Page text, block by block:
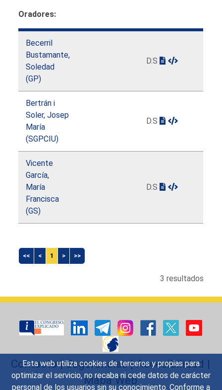
Esta web utiliza cookies de terceros y propias para
optimizar el servicio, no recaba ni cede datos de carácter
personal de los usuarios sin su conocimiento. Conforme a
Oradores:
Becerril
Bustamante,
Soledad
(GP)
D.S
Bertrán i
Soler, Josep
María
(SGPCIU)
D.S
Vicente
García,
María
Francisca
(GS)
D.S
<< < 1 > >>
3 resultados
Contacto|Sugerencias|Accesibilidad |
Mapa Web